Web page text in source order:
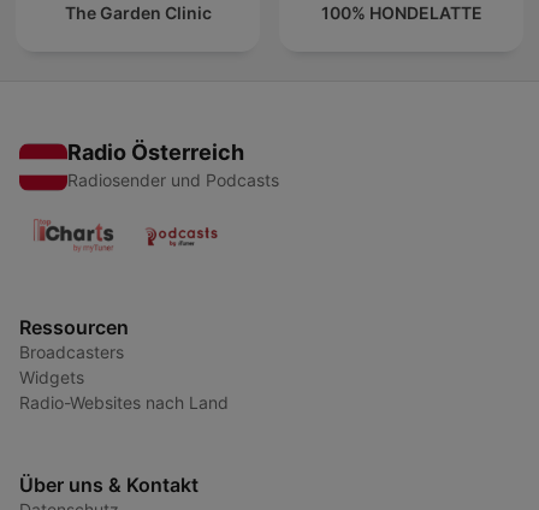
The Garden Clinic 100% HONDELATTE
Radio Österreich
Radiosender und Podcasts
Ressourcen
Broadcasters
Widgets
Radio-Websites nach Land
Über uns & Kontakt